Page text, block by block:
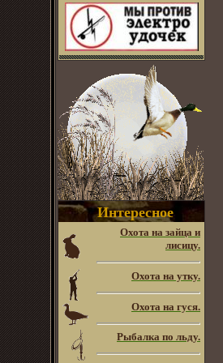
Интересное
Охота на зайца и
лисицу.
Охота на утку.
Охота на гуся.
Рыбалка по льду.